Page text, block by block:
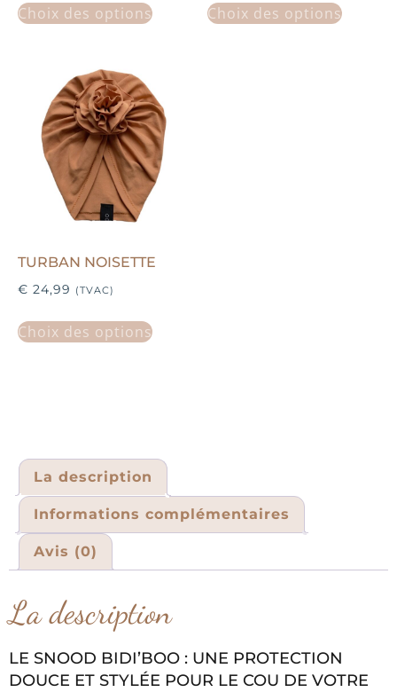
Choix des options Choix des options
TURBAN NOISETTE
€ 24,99 (TVAC)
Choix des options
La description
Informations complémentaires
Avis (0)
La description
LE SNOOD BIDI’BOO : UNE PROTECTION
DOUCE ET STYLÉE POUR LE COU DE VOTRE